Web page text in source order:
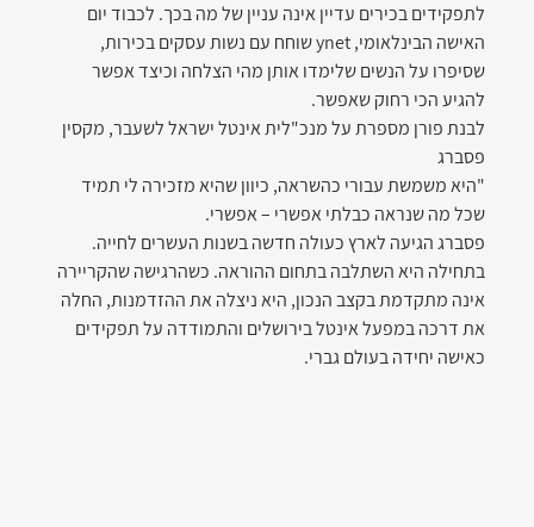
לתפקידים בכירים עדיין אינה עניין של מה בכך. לכבוד יום
האישה הבינלאומי, ynet שוחח עם נשות עסקים בכירות,
שסיפרו על הנשים שלימדו אותן מהי הצלחה וכיצד אפשר
להגיע הכי רחוק שאפשר.
לבנת פורן מספרת על מנכ"לית אינטל ישראל לשעבר, מקסין
פסברג
"היא משמשת עבורי כהשראה, כיוון שהיא מזכירה לי תמיד
שכל מה שנראה כבלתי אפשרי – אפשרי.
פסברג הגיעה לארץ כעולה חדשה בשנות העשרים לחייה.
בתחילה היא השתלבה בתחום ההוראה. כשהרגישה שהקריירה
אינה מתקדמת בקצב הנכון, היא ניצלה את ההזדמנות, החלה
את דרכה במפעל אינטל בירושלים והתמודדה על תפקידים
כאישה יחידה בעולם גברי.